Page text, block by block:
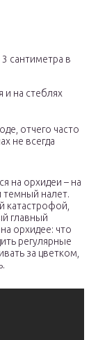
сантиметра в
и на стеблях
отчего часто
не всегда
на орхидеи – на
темный налет.
катастрофой,
главный
орхидее: что
регулярные
за цветком,